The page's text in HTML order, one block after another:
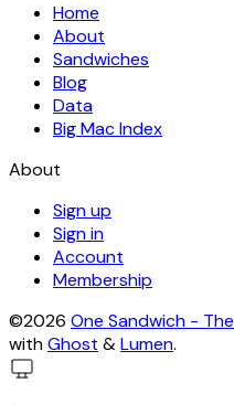
Home
About
Sandwiches
Blog
Data
Big Mac Index
About
Sign up
Sign in
Account
Membership
©2026 One Sandwich -
withGhost &Lumen.